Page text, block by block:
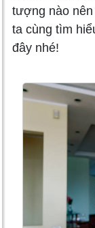
tượng nào
ta cùng tìm
đây nhé!